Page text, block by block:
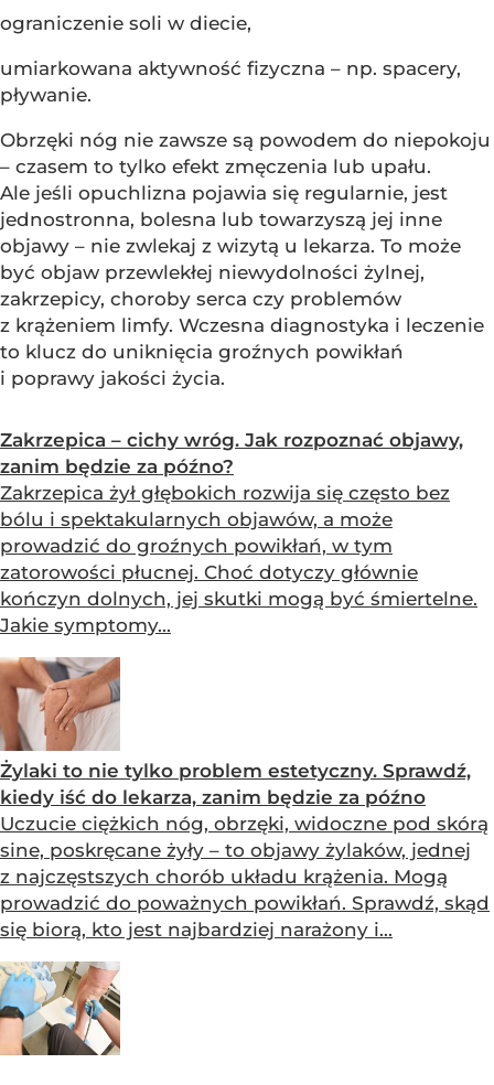
ograniczenie soli w diecie,
umiarkowana aktywność fizyczna – np. spacery,
pływanie.
Obrzęki nóg nie zawsze są powodem do niepokoju
– czasem to tylko efekt zmęczenia lub upału.
Ale jeśli opuchlizna pojawia się regularnie, jest
jednostronna, bolesna lub towarzyszą jej inne
objawy – nie zwlekaj z wizytą u lekarza. To może
być objaw przewlekłej niewydolności żylnej,
zakrzepicy, choroby serca czy problemów
z krążeniem limfy. Wczesna diagnostyka i leczenie
to klucz do uniknięcia groźnych powikłań
i poprawy jakości życia.
Zakrzepica – cichy wróg. Jak rozpoznać objawy,
zanim będzie za późno?
Zakrzepica żył głębokich rozwija się często bez
bólu i spektakularnych objawów, a może
prowadzić do groźnych powikłań, w tym
zatorowości płucnej. Choć dotyczy głównie
kończyn dolnych, jej skutki mogą być śmiertelne.
Jakie symptomy...
Żylaki to nie tylko problem estetyczny. Sprawdź,
kiedy iść do lekarza, zanim będzie za późno
Uczucie ciężkich nóg, obrzęki, widoczne pod skórą
sine, poskręcane żyły – to objawy żylaków, jednej
z najczęstszych chorób układu krążenia. Mogą
prowadzić do poważnych powikłań. Sprawdź, skąd
się biorą, kto jest najbardziej narażony i...